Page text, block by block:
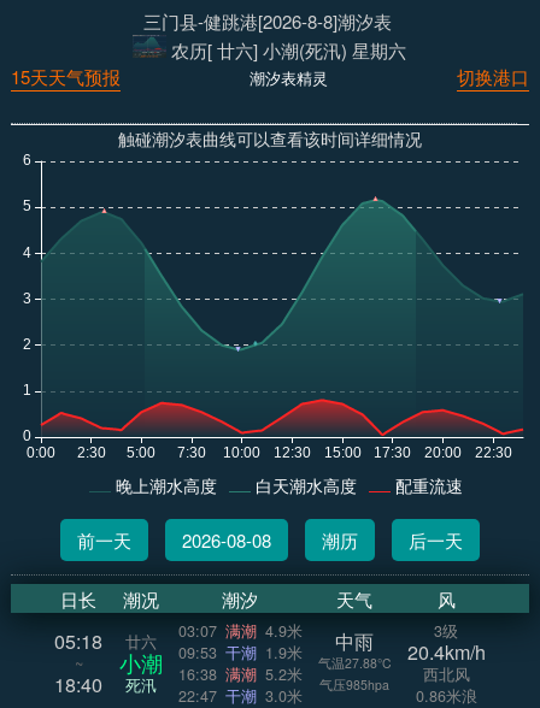
三门县-健跳港[2026-8-8]潮汐表
农历[ 廿六] 小潮(死汛) 星期六
切换港口
潮汐表精灵
15天天气预报
触碰潮汐表曲线可以查看该时间详细情况
晚上潮水高度 白天潮水高度 配重流速
前一天 2026-08-08 潮历 后一天
日长 潮况 潮汐 天气 风
05:18
~
18:40
廿六
小潮
死汛
03:07 满潮 4.9米
09:53 干潮 1.9米
16:38 满潮 5.2米
22:47 干潮 3.0米
中雨
气温27.88°C
气压985hpa
3级
20.4km/h
西北风
0.86米浪